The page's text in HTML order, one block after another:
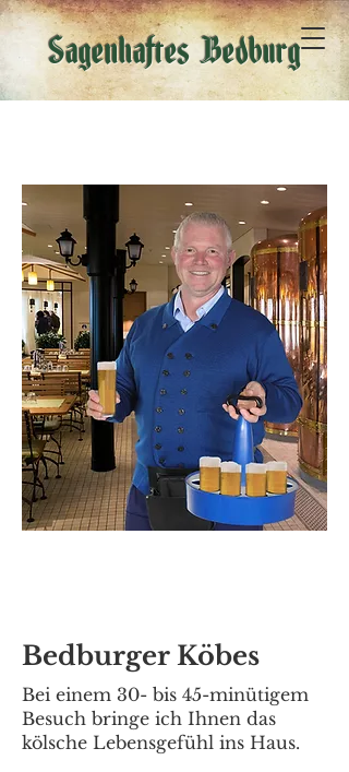
Sagenhaftes Bedburg
Bedburger Köbes
Bei einem 30- bis 45-minütigem
Besuch bringe ich Ihnen das
kölsche Lebensgefühl ins Haus.